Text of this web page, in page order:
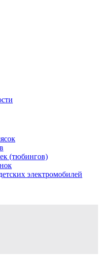
(тюбингов)
электромобилей